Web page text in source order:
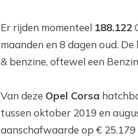
Er rijden momenteel 188.122
maanden en 8 dagen oud.
& benzine, oftewel een
Van deze Opel Corsa
tussen oktober 2019 en
aanschafwaarde op €